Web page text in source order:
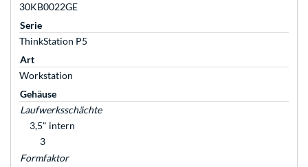
30KB0022GE
Serie
ThinkStation P5
Art
Workstation
Gehäuse
Laufwerksschächte
3,5" intern
3
Formfaktor